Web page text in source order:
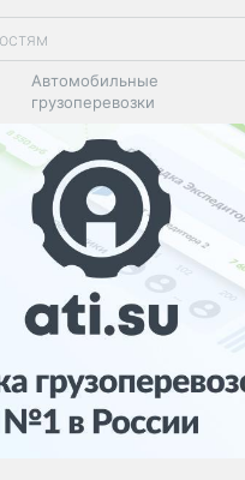
Автомобильные
грузоперевозки
Региональная
логистика
ЭДО, ИТ в
логистике
Дороги,
инфраструктура
Логистика, грузы
Негабаритные и
опасные грузы
Безопасность и